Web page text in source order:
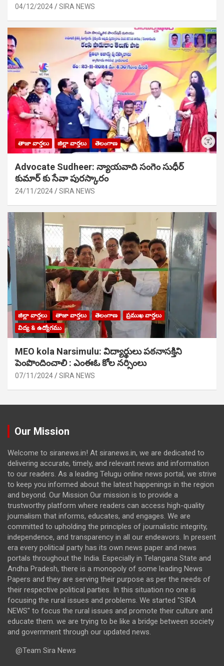
04/12/2024 SIRA NEWS
తాజా వార్తలు జిల్లా వార్తలు తెలంగాణ
Advocate Sudheer: న్యాయవాది సంగెం సుధీర్
కుమార్ కు సేవా పురస్కారం
24/11/2024 SIRA NEWS
జిల్లా వార్తలు తాజా వార్తలు తెలంగాణ
ప్రముఖ వార్తలు
విద్య & ఉద్యోగము
MEO kola Narsimulu: విద్యార్థులు పఠ‌నాసక్తిని
పెంపొందించాలి : ఎంఈఓ కోల నర్సింలు
07/11/2024 SIRA NEWS
Our Mission
Welcome to siranews.in! At siranews.in, we are dedicated to
delivering accurate, timely, and relevant news and information
to our readers. As a leading Telugu online news portal, we strive
to keep you informed about the latest happenings in the region
and beyond. Our Mission Our mission is to provide a
trustworthy platform where readers can access high-quality
journalism that informs, educates, and engages. We are
committed to upholding the principles of journalistic integrity,
independence, and transparency in all our endeavors. In present
era every political party has its own news paper and news
portals throughout the India. Especially in Telangana State and
Andha Pradesh, there is a monopoly of some leading News
Papers and they are serving their purpose as per the needs of
their respective political parties. In this situation no one is
focusing the rural issues and problems. We started "SIRA
NEWS" to focus the rural issues and promote their culture and
educate them. we are trying to be like a bridge between society
and government through our updated news.
@Team Sira News